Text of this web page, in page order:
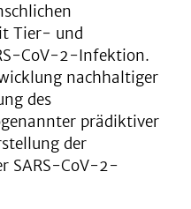
Tier- und
CoV-2-Infektion.
nachhaltiger
des
prädiktiver
der
SARS-CoV-2-